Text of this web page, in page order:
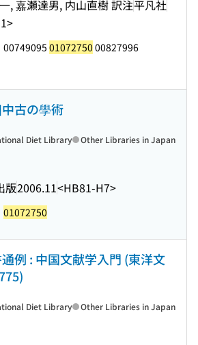
, 嘉瀬達男, 内山直樹 訳注平凡社
00749095 01072750 00827996
古の學術
版2006.11<HB81-H7>
Diet Library Other Libraries in Japan
01072750
例 : 中国文献学入門 (東洋文
Diet Library Other Libraries in Japan